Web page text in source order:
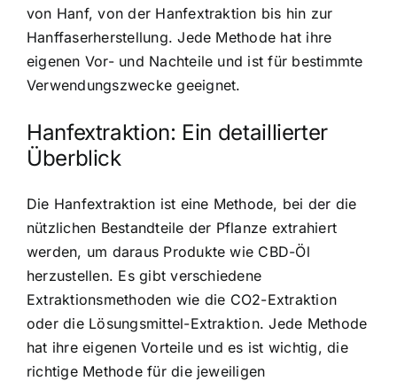
von Hanf, von der Hanfextraktion bis hin zur
Hanffaserherstellung. Jede Methode hat ihre
eigenen Vor- und Nachteile und ist für bestimmte
Verwendungszwecke geeignet.
Hanfextraktion: Ein detaillierter
Überblick
Die Hanfextraktion ist eine Methode, bei der die
nützlichen Bestandteile der Pflanze extrahiert
werden, um daraus Produkte wie CBD-Öl
herzustellen. Es gibt verschiedene
Extraktionsmethoden wie die CO2-Extraktion
oder die Lösungsmittel-Extraktion. Jede Methode
hat ihre eigenen Vorteile und es ist wichtig, die
richtige Methode für die jeweiligen